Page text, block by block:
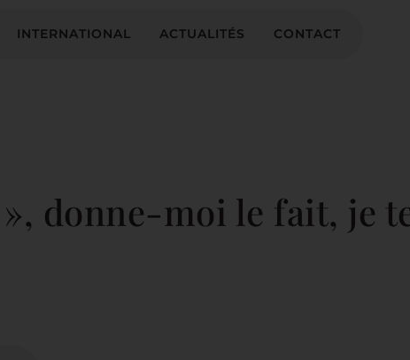
INTERNATIONAL ACTUALITÉS CONTACT
donne-moi le fait, je